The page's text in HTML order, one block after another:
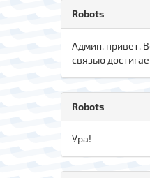
Robots
Админ, привет.
связью
Robots
Ура!